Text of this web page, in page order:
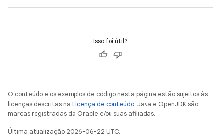
Isso foi útil?
O conteúdo e os exemplos de código nesta página estão sujeitos às
licenças descritas na Licença de conteúdo. Java e OpenJDK são
marcas registradas da Oracle e/ou suas afiliadas.
Última atualização 2026-06-22 UTC.